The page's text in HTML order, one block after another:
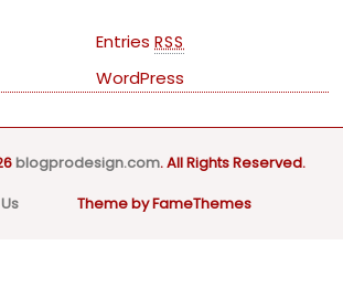
Entries RSS
WordPress
blogprodesign.com. All Rights Reserved.
Theme by FameThemes